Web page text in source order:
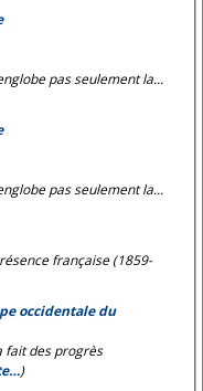
pas seulement la...
pas seulement la...
française (1859-
occidentale du
fait des progrès
)